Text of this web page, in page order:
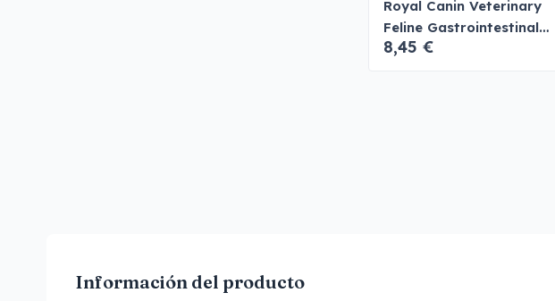
Royal Canin Veterinary
Feline Gastrointestinal
Kitten
8,45 €
Información del producto